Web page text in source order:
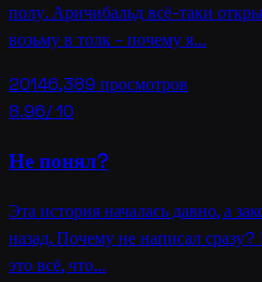
полу. Аричибальд всё-таки
возьму в толк - почему я…
20146,389 просмотров
8.96/ 10
Не понял?
Эта история началась давно, а
назад. Почему не написал
это всё, что…